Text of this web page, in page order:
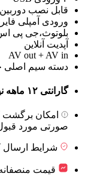
قابل نصب
ورودی آمپلی فایر
بلوتوث،جی پی
آپدیت آنلاین
AV out + AV in
دسته سیم اصلی
گارانتی ۱۲ ماهه نیتا تجارت ویرا
امکان برگشت
صورتی مورد
شرایط ارسال
قیمت